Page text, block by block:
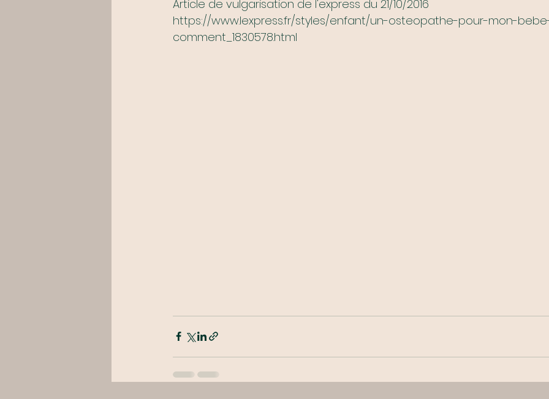
Article de vulgarisation de l'express du 21/10/2016
https://www.lexpress.fr/styles/enfant/un-osteopathe-pour-mon-
comment_1830578.html